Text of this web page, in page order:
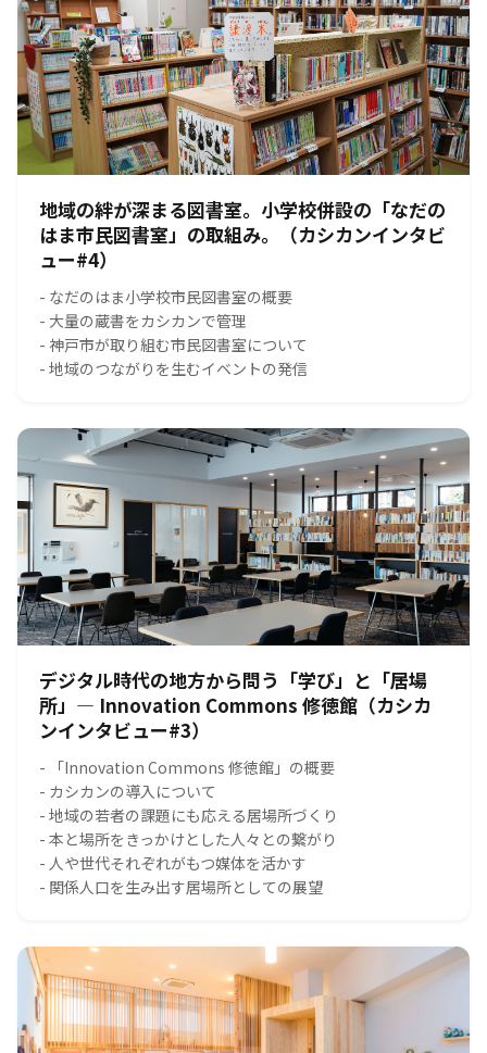
地域の絆が深まる図書室。小学校併設の「なだの
はま市民図書室」の取組み。（カシカンインタビ
ュー#4）
- なだのはま小学校市民図書室の概要
- 大量の蔵書をカシカンで管理
- 神戸市が取り組む市民図書室について
- 地域のつながりを生むイベントの発信
デジタル時代の地方から問う「学び」と「居場
所」― Innovation Commons 修徳館（カシカ
ンインタビュー#3）
- 「Innovation Commons 修徳館」の概要
- カシカンの導入について
- 地域の若者の課題にも応える居場所づくり
- 本と場所をきっかけとした人々との繋がり
- 人や世代それぞれがもつ媒体を活かす
- 関係人口を生み出す居場所としての展望